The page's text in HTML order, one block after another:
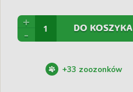
+
-
DO KOSZYKA
+33 zoozonków